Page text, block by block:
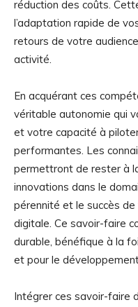
réduction des coûts.
l’adaptation rapide de
retours de votre
activité.
En acquérant ces
véritable autonomie qui
et votre capacité à
performantes. Les
permettront de rester à
innovations dans le
pérennité et le succès
digitale. Ce savoir-faire
durable, bénéfique à la
et pour le
Intégrer ces savoir-faire